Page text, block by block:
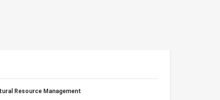
Resource Management